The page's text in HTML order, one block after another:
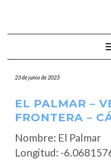
23 de junio de 2023
EL PALMAR –
FRONTERA –
Nombre: El Palmar
Longitud: -